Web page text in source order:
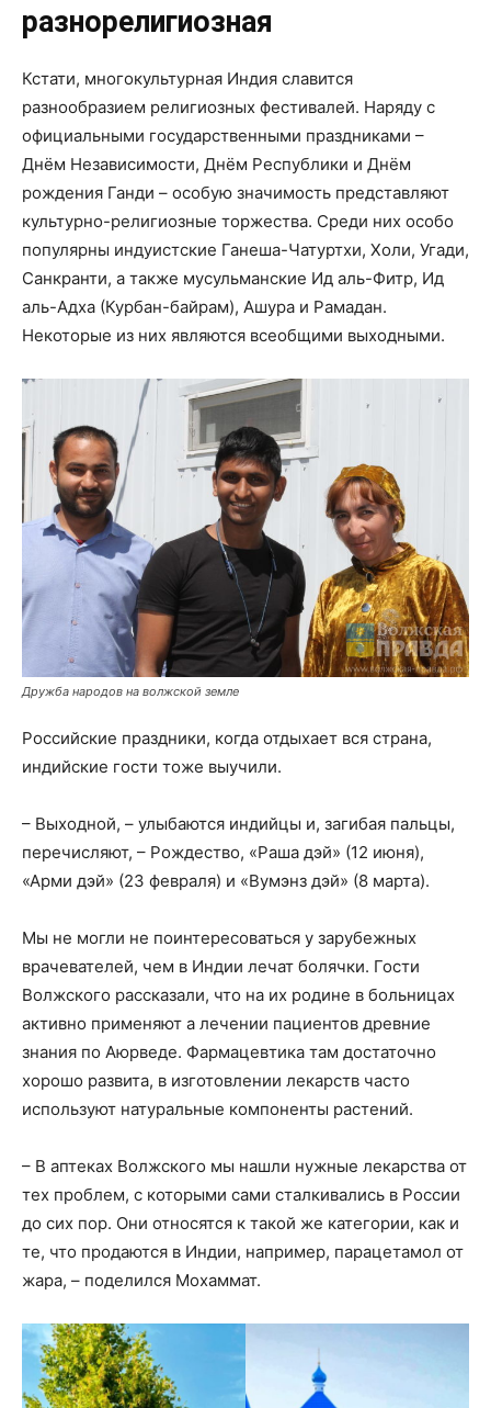
разнорелигиозная
Кстати, многокультурная Индия славится
разнообразием религиозных фестивалей. Наряду с
официальными государственными праздниками –
Днём Независимости, Днём Республики и Днём
рождения Ганди – особую значимость представляют
культурно-религиозные торжества. Среди них особо
популярны индуистские Ганеша-Чатуртхи, Холи, Угади,
Санкранти, а также мусульманские Ид аль-Фитр, Ид
аль-Адха (Курбан-байрам), Ашура и Рамадан.
Некоторые из них являются всеобщими выходными.
Дружба народов на волжской земле
Российские праздники, когда отдыхает вся страна,
индийские гости тоже выучили.
– Выходной, – улыбаются индийцы и, загибая пальцы,
перечисляют, – Рождество, «Раша дэй» (12 июня),
«Арми дэй» (23 февраля) и «Вумэнз дэй» (8 марта).
Мы не могли не поинтересоваться у зарубежных
врачевателей, чем в Индии лечат болячки. Гости
Волжского рассказали, что на их родине в больницах
активно применяют а лечении пациентов древние
знания по Аюрведе. Фармацевтика там достаточно
хорошо развита, в изготовлении лекарств часто
используют натуральные компоненты растений.
– В аптеках Волжского мы нашли нужные лекарства от
тех проблем, с которыми сами сталкивались в России
до сих пор. Они относятся к такой же категории, как и
те, что продаются в Индии, например, парацетамол от
жара, – поделился Мохаммат.